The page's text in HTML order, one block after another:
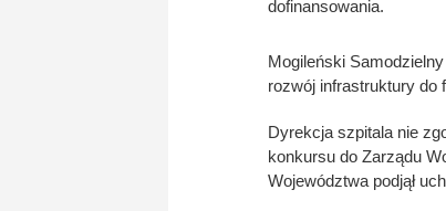
dofinansowania.
Mogileński
rozwój infrastruktury do
Dyrekcja szpitala nie
konkursu do Zarządu
Województwa podjął